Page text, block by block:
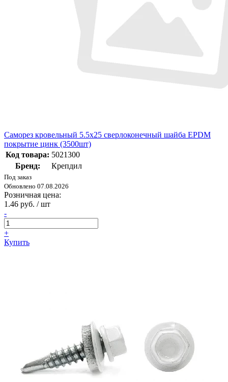
Саморез кровельный 5.5х25 сверлоконечный шайба EPDM
покрытие цинк (3500шт)
Код товара: 5021300
Бренд:
Крепдил
Под заказ
Обновлено 07.08.2026
Розничная цена:
1.46 руб. / шт
-
+
Купить